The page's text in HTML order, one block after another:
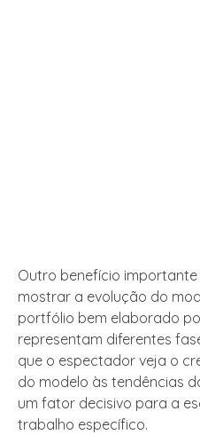
Outro benefício
mostrar a evolução do
portfólio bem elaborado
representam diferentes
que o espectador veja o
do modelo às tendências
um fator decisivo para a
trabalho específico.